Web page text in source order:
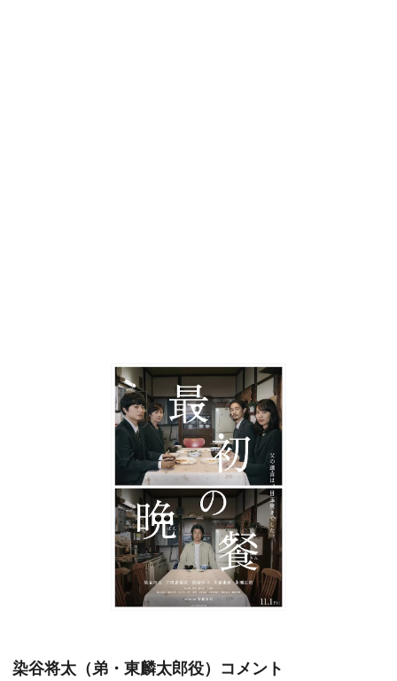
染谷将太（弟・東麟太郎役）コメント